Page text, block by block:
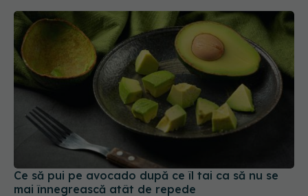
Ce să pui pe avocado după ce îl tai ca să nu se
mai înnegrească atât de repede
18 mar 2026, 21:47